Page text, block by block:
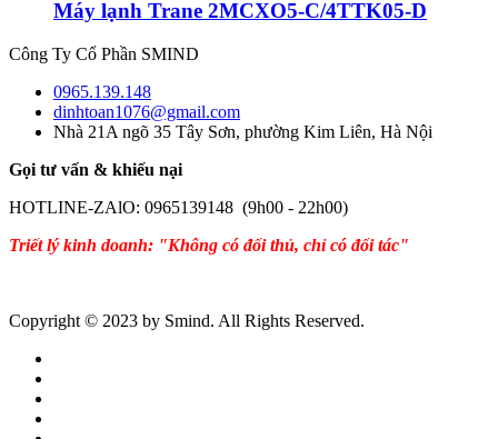
Máy lạnh Trane 2MCXO5-C/4TTK05-D
Công Ty Cổ Phần SMIND
0965.139.148
dinhtoan1076@gmail.com
Nhà 21A ngõ 35 Tây Sơn, phường Kim Liên, Hà Nội
Gọi tư vấn & khiếu nại
HOTLINE-ZAlO: 0965139148 (9h00 - 22h00)
Triết lý kinh doanh: "Không có đối thủ, chỉ có đối tác"
Copyright © 2023 by Smind. All Rights Reserved.